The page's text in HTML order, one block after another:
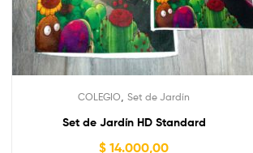
COLEGIO, Set de Jardín
Set de Jardín HD Standard
$ 14.000,00